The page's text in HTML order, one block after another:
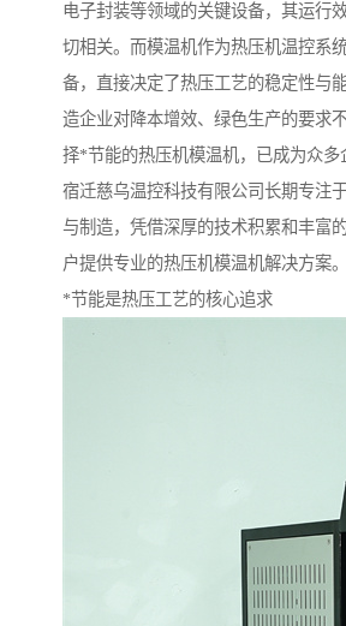
电子封装等领域的关键设备，其运行
切相关。而模温机作为热压机温控系
备，直接决定了热压工艺的稳定性与
造企业对降本增效、绿色生产的要求
择*节能的热压机模温机，已成为众多
宿迁慈乌温控科技有限公司长期专注
与制造，凭借深厚的技术积累和丰富
户提供专业的热压机模温机解决方案。
*节能是热压工艺的核心追求